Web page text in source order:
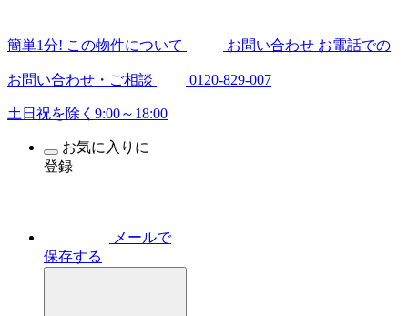
簡単1分! この物件について お問い合わせ お電話での
お問い合わせ・ご相談 0120-829-007
土日祝を除く9:00～18:00
お気に入りに
登録
メールで
保存する